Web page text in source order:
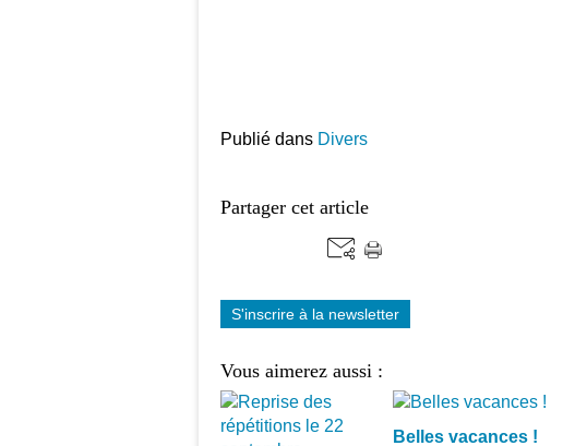
Publié dans Divers
Partager cet article
S'inscrire à la newsletter
Vous aimerez aussi :
Belles vacances !